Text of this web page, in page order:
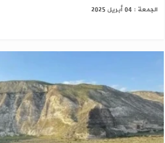
الجمعة : 04 أبريل 2025